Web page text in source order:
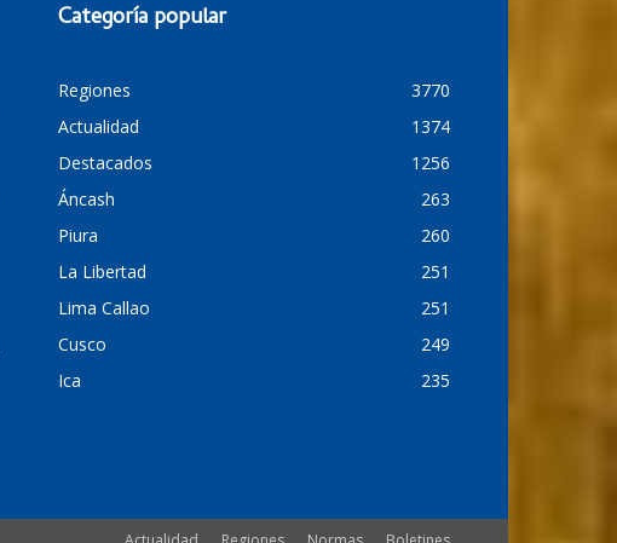
Categoría popular
Regiones
3770
Actualidad
1374
Destacados
1256
Áncash
263
Piura
260
La Libertad
251
Lima Callao
251
Cusco
249
Ica
235